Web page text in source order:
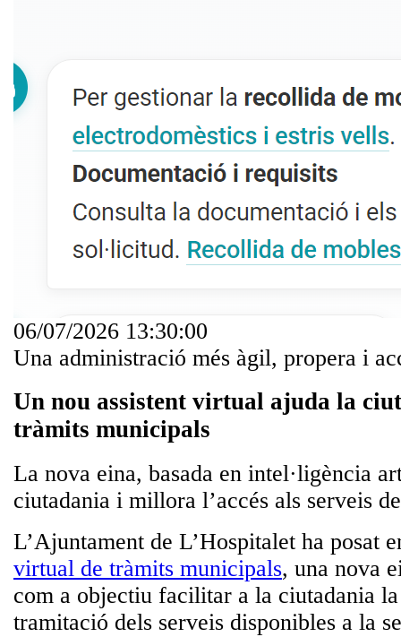
06/07/2026 13:30:00
Una administració més àgil, propera i
Un nou assistent virtual ajuda la
tràmits municipals
La nova eina, basada en intel·ligència
ciutadania i millora l’accés als serveis
L’Ajuntament de L’Hospitalet ha posat
virtual de tràmits municipals, una nova
com a objectiu facilitar a la ciutadania
tramitació dels serveis disponibles a la